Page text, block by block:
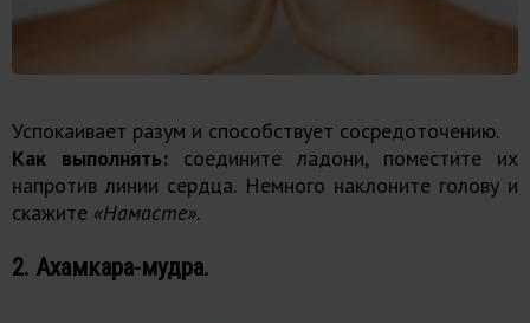
Успокаивает разум и способствует сосредоточению.
Как выполнять: соедините ладони, поместите их
напротив линии сердца. Немного наклоните голову и
скажите «Намасте».
2. Ахамкара-мудра.